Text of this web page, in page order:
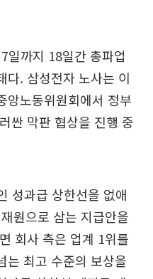
일까지 18일간 총파업
다. 삼성전자 노사는 이
앙노동위원회에서 정부
싼 막판 협상을 진행 중
성과급 상한선을 없애
원으로 삼는 지급안을
회사 측은 업계 1위를
는 최고 수준의 보상을